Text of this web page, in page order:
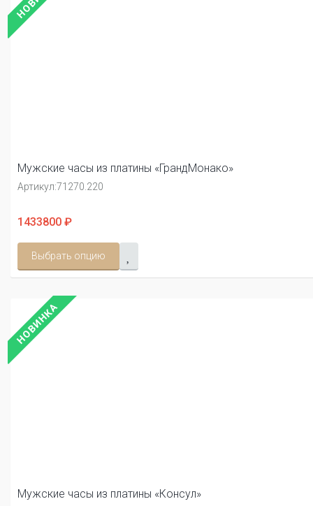
Мужские часы из платины «ГрандМонако»
Артикул:71270.220
1433800 ₽
Выбрать опцию
НОВИНКА
Мужские часы из платины «Консул»